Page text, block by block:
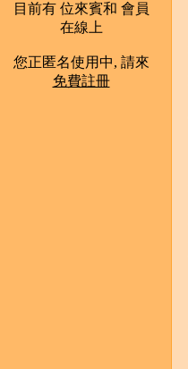
目前有 位來賓和 會員
在線上
您正匿名使用中, 請來
免費註冊